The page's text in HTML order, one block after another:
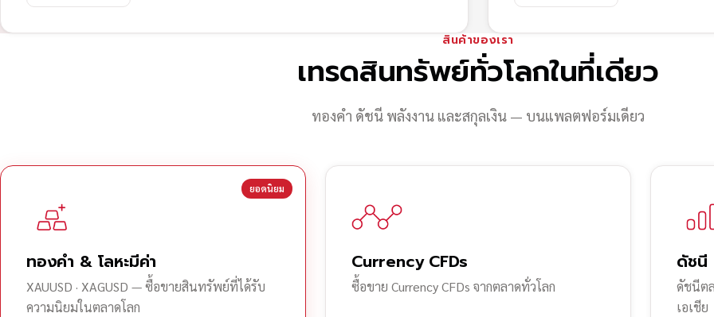
สินค้าของเรา
เทรดสินทรัพย์ทั่วโลกในที่เดียว
ทองคำ ดัชนี พลังงาน และสกุลเงิน — บนแพลตฟอร์มเดียว
ยอดนิยม
ทองคำ & โลหะมีค่า
XAUUSD · XAGUSD — ซื้อขายสินทรัพย์ที่ได้รับ
ความนิยมในตลาดโลก
Currency CFDs
ซื้อขาย Currency CFDs จากตลาดทั่วโลก
ดัชนี
ดัชนีต
เอเชีย